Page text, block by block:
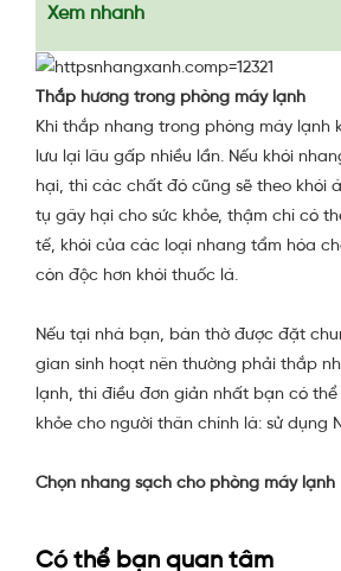
Xem nhanh
Thắp hương trong phòng máy lạnh
Khi thắp nhang trong phòng máy lạnh
lưu lại lâu gấp nhiều lần. Nếu khói
hại, thì các chất đó cũng sẽ theo khói
tụ gây hại cho sức khỏe, thậm chí có
tế, khói của các loại nhang tẩm hóa
còn độc hơn khói thuốc lá.
Nếu tại nhà bạn, bàn thờ được đặt
gian sinh hoạt nên thường phải thắp
lạnh, thì điều đơn giản nhất bạn có
khỏe cho người thân chính là: sử dụng
Chọn nhang sạch cho phòng máy lạnh
Có thể bạn quan tâm